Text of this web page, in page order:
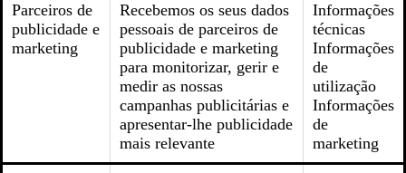
Parceiros de
publicidade e
marketing
Recebemos os seus dados
pessoais de parceiros de
publicidade e marketing
para monitorizar, gerir e
medir as nossas
campanhas publicitárias e
apresentar-lhe publicidade
mais relevante
Informações
técnicas
Informações
de
utilização
Informações
de
marketing